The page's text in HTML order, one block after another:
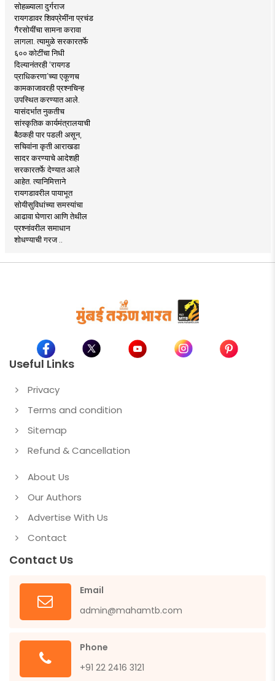
सोहळ्याला दुर्गराज
रायगडावर शिवप्रेमींना प्रचंड
गैरसोयींचा सामना करावा
लागला. त्यामुळे सरकारतर्फे
६०० कोटींचा निधी
दिल्यानंतरही ‘रायगड
प्राधिकरणा’च्या एकूणच
कामकाजावरही प्रश्नचिन्ह
उपस्थित करण्यात आले.
यासंदर्भात नुकतीच
सांस्कृतिक कार्यमंत्रालयाची
बैठकही पार पडली असून,
सचिवांना कृती आराखडा
सादर करण्याचे आदेशही
सरकारतर्फे देण्यात आले
आहेत. त्यानिमित्ताने
रायगडावरील पायाभूत
सोयीसुविधांच्या समस्यांचा
आढावा घेणारा आणि तेथील
प्रश्नांवरील समाधान
शोधण्याची गरज ..
Useful Links
Privacy
Terms and condition
Sitemap
Refund & Cancellation
About Us
Our Authors
Advertise With Us
Contact
Contact Us
Email
admin@mahamtb.com
Phone
+91 22 2416 3121